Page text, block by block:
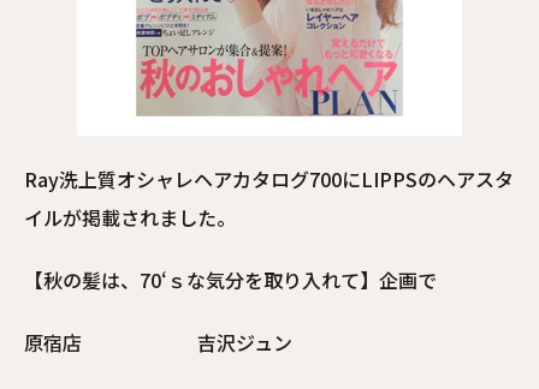
Ray洗上質オシャレヘアカタログ700にLIPPSのヘアスタ
イルが掲載されました。
【秋の髪は、70‘ｓな気分を取り入れて】企画で
原宿店 吉沢ジュン